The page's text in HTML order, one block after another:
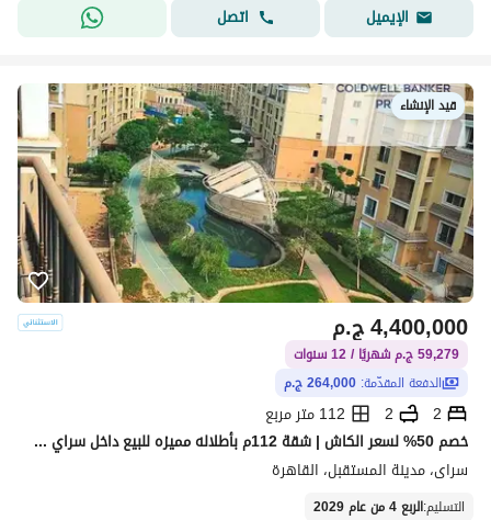
الإيميل
اتصل
قيد الإنشاء
ج.م4,400,000
59,279 ج.م شهريًا / 12 سنوات
الدفعة المقدّمة: 264,000 ج.م
2
2
112 متر مربع
خصم 50% لسعر الكاش | شقة 112م بأطلاله مميزه للبيع داخل سراي - مرحلة Esse (Sheya) - القاهره الجديده - التجمع الخامس - 2 غرف
سراى، مدينة المستقبل، القاهرة
التسليم:الربع 4 من عام 2029